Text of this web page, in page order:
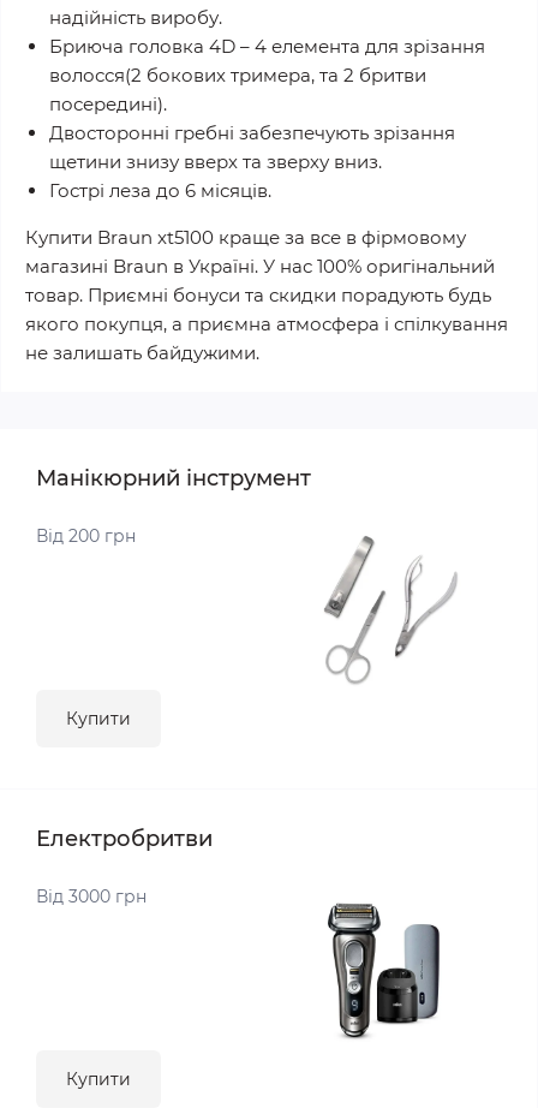
надійність виробу.
Бриюча головка 4D – 4 елемента для зрізання
волосся(2 бокових тримера, та 2 бритви
посередині).
Двосторонні гребні забезпечують зрізання
щетини знизу вверх та зверху вниз.
Гострі леза до 6 місяців.
Купити Braun xt5100 краще за все в фірмовому
магазині Braun в Україні. У нас 100% оригінальний
товар. Приємні бонуси та скидки порадують будь
якого покупця, а приємна атмосфера і спілкування
не залишать байдужими.
Манікюрний інструмент
Від 200 грн
Купити
Електробритви
Від 3000 грн
Купити